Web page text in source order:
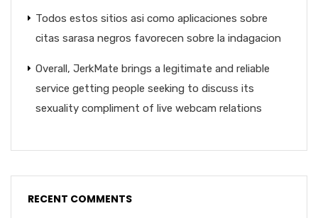
Todos estos sitios asi­ como aplicaciones sobre
citas sarasa negros favorecen sobre la indagacion
Overall, JerkMate brings a legitimate and reliable
service getting people seeking to discuss its
sexuality compliment of live webcam relations
RECENT COMMENTS